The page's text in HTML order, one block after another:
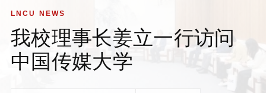
LNCU NEWS
我校理事长姜立一行访问
中国传媒大学